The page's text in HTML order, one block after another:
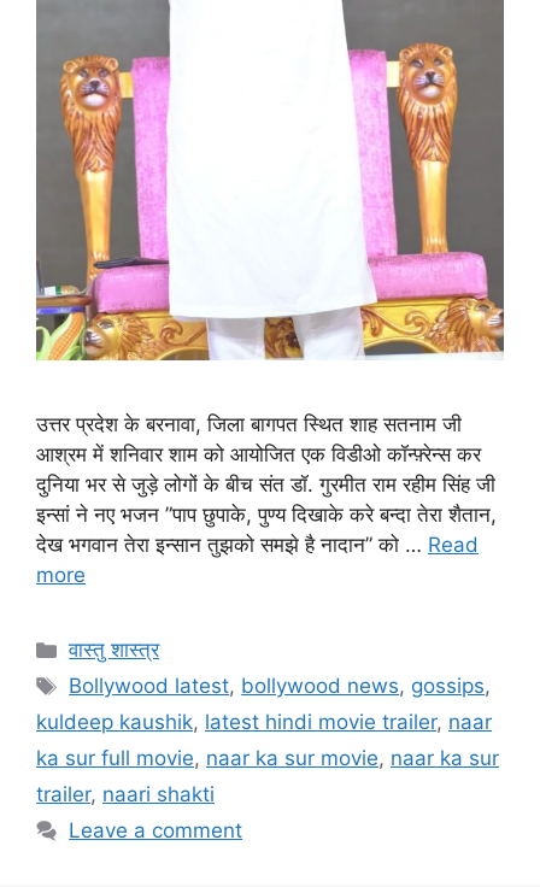
उत्तर प्रदेश के बरनावा, जिला बागपत स्थित शाह सतनाम जी
आश्रम में शनिवार शाम को आयोजित एक विडीओ कॉन्फ़्रेन्स कर
दुनिया भर से जुड़े लोगों के बीच संत डॉ. गुरमीत राम रहीम सिंह जी
इन्सां ने नए भजन ”पाप छुपाके, पुण्य दिखाके करे बन्दा तेरा शैतान,
देख भगवान तेरा इन्सान तुझको समझे है नादान” को … Read
more
वास्तु शास्त्र
Bollywood latest, bollywood news, gossips,
kuldeep kaushik, latest hindi movie trailer, naar
ka sur full movie, naar ka sur movie, naar ka sur
trailer, naari shakti
Leave a comment